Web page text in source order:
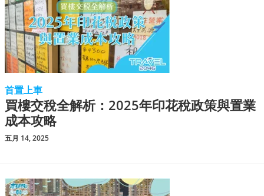
首置上車
買樓交稅全解析：2025年印花稅政策與置業
成本攻略
五月 14, 2025